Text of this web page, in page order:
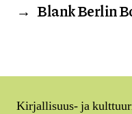
→ Blank Berlin
Kirjallisuus- ja